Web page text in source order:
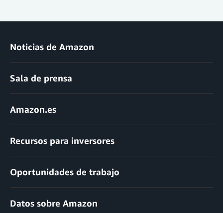
Noticias de Amazon
Sala de prensa
Amazon.es
Recursos para inversores
Oportunidades de trabajo
Datos sobre Amazon